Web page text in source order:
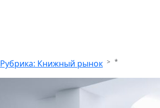
Рубрика: Книжный рынок *